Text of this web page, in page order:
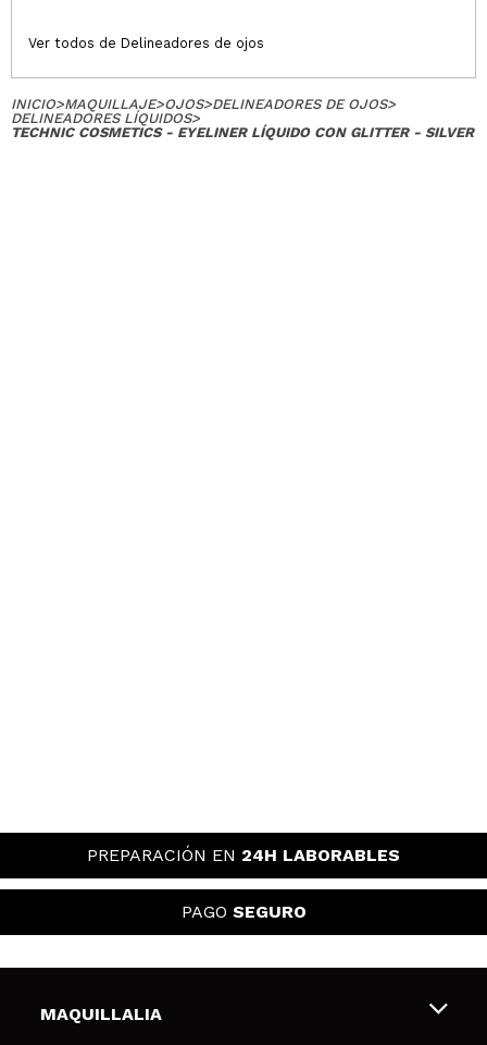
Ver todos de Delineadores de ojos
INICIO>MAQUILLAJE>OJOS>DELINEADORES DE OJOS>
DELINEADORES LÍQUIDOS>
TECHNIC COSMETICS - EYELINER LÍQUIDO CON GLITTER - SILVER
PREPARACIÓN EN 24H LABORABLES
PAGO SEGURO
MAQUILLALIA